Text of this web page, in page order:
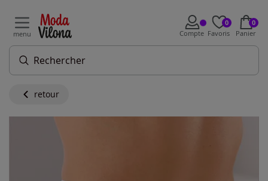
menu Compte
0
Favoris
0
Panier
retour